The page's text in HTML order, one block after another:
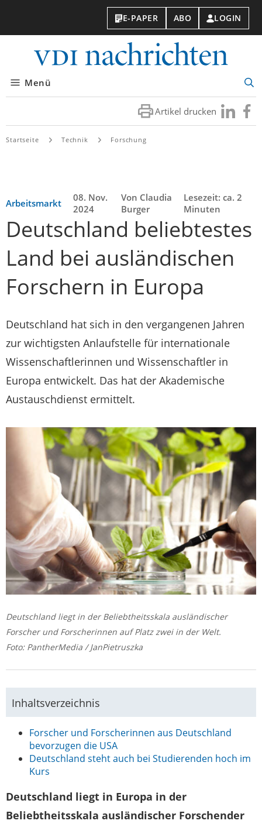
E-PAPER ABO LOGIN
Menü
Artikel drucken Besuchen
Sie
Sie
Startseite Technik Forschung
Arbeitsmarkt
08. Nov.
2024
Von Claudia
Burger
Lesezeit: ca. 2
Minuten
Deutschland beliebtestes
Land bei ausländischen
Forschern in Europa
Deutschland hat sich in den vergangenen Jahren
zur wichtigsten Anlaufstelle für internationale
Wissenschaftlerinnen und Wissenschaftler in
Europa entwickelt. Das hat der Akademische
Austauschdienst ermittelt.
Deutschland liegt in der Beliebtheitsskala ausländischer
Forscher und Forscherinnen auf Platz zwei in der Welt.
Foto: PantherMedia / JanPietruszka
Inhaltsverzeichnis
Forscher und Forscherinnen aus Deutschland
bevorzugen die USA
Deutschland steht auch bei Studierenden hoch im
Kurs
Deutschland liegt in Europa in der
Beliebtheitsskala ausländischer Forschender